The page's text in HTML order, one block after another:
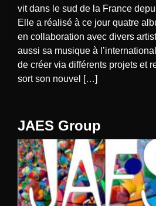
vit dans le sud de la France
Elle a réalisé à ce jour quatre
en collaboration avec divers
aussi sa musique à
de créer via différents projets et
sort son nouvel […]
JAES Group